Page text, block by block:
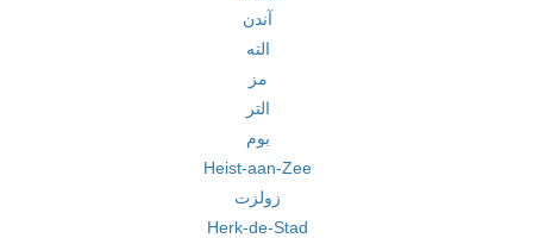
آندن
الته
مز
التر
بوم
Heist-aan-Zee
زولزت
Herk-de-Stad